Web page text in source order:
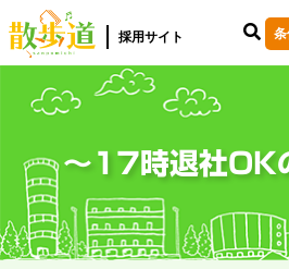
採用サイト 条
～17時退社OK